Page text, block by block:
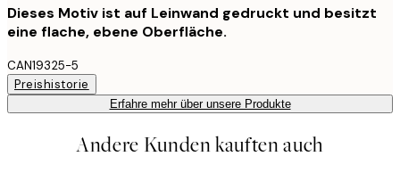
Dieses Motiv ist auf Leinwand gedruckt und besitzt
eine flache, ebene Oberfläche.
CAN19325-5
Preishistorie
Erfahre mehr über unsere Produkte
Andere Kunden kauften auch